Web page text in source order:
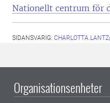
Nationellt centrum för
SIDANSVARIG:
Organisationsenheter